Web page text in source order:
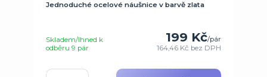
Jednoduché ocelové náušnice v barvě zlata
199 Kč/pár
164,46 Kč bez DPH
Skladem/Ihned k
odběru 9 pár